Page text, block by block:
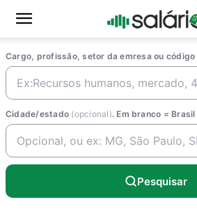
Cargo, profissão, setor da emresa ou código
Cidade/estado (opcional). Em branco = Brasil
Pesquisar